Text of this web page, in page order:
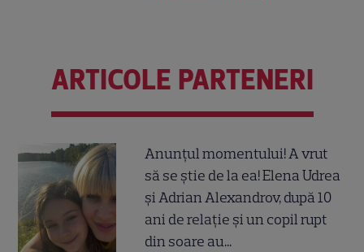
ARTICOLE PARTENERI
Anunțul momentului! A vrut
să se știe de la ea! Elena Udrea
și Adrian Alexandrov, după 10
ani de relație și un copil rupt
din soare au...